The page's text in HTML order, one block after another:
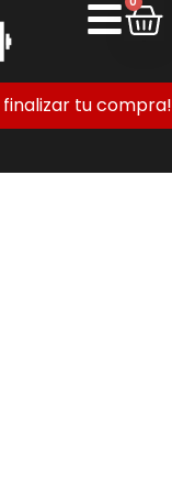
finalizar tu compra!